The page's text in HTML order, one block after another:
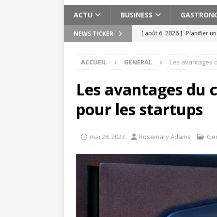
ACTU BUSINESS
NEWS TICKER [ août 6, 2026 ] Planifier
[ août 3, 2026 ] Pervers
Les
Maroc
[ août 2, 2026 ]
Meilleure
ACCUEIL GENERAL Les avantages
Les avantages
pour les startups
mai 28, 2023 Rosemary Adams